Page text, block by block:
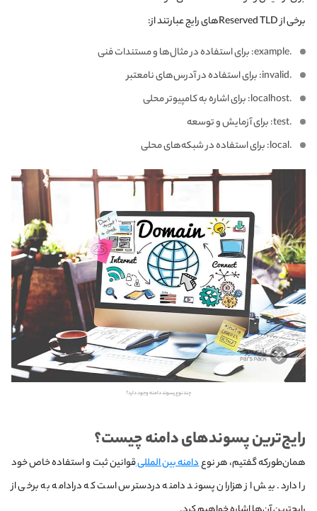
برخی از Reserved TLDهای رایج عبارتند از:
.example: برای استفاده در مثال‌ها و مستندات فنی
.invalid: برای استفاده در آدرس‌های نامعتبر
.localhost: برای اشاره به کامپیوتر محلی
.test: برای آزمایش و توسعه
.local: برای استفاده در شبکه‌های محلی
چند نوع پسوند دامنه وجود دارد؟
رایج‌ترین پسوندهای دامنه چیست؟
همان‌طورکه گفتیم، هر نوعدامنه بین المللیقوانین ثبت و استفاده خاص خود
را دارد. بیش از هزاران پسوند دامنه دردسترس است که درادامه به برخی از